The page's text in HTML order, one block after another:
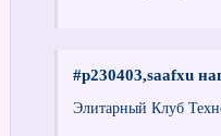
#p230403,saafxu
Элитарный Клуб